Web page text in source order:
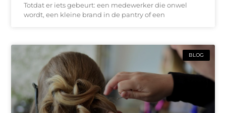
Totdat er iets gebeurt: een medewerker die onwel
wordt, een kleine brand in de pantry of een
BLOG